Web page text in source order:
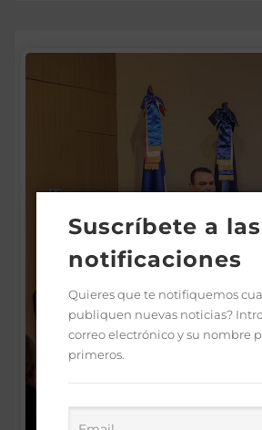
Suscríbete a las
notificaciones
Quieres que te notifiquemos
publiquen nuevas noticias?
correo electrónico y su nombre
primeros.